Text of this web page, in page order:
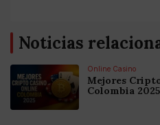
Noticias
Online Casino
Mejores
Colombia